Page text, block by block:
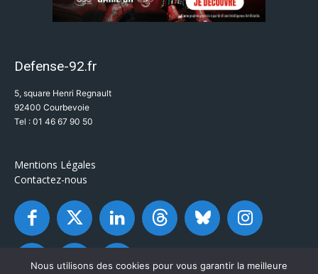
Defense-92.fr
5, square Henri Regnault
92400 Courbevoie
Tel : 01 46 67 90 50
Mentions Légales
Contactez-nous
Nous utilisons des cookies pour vous garantir la meilleure